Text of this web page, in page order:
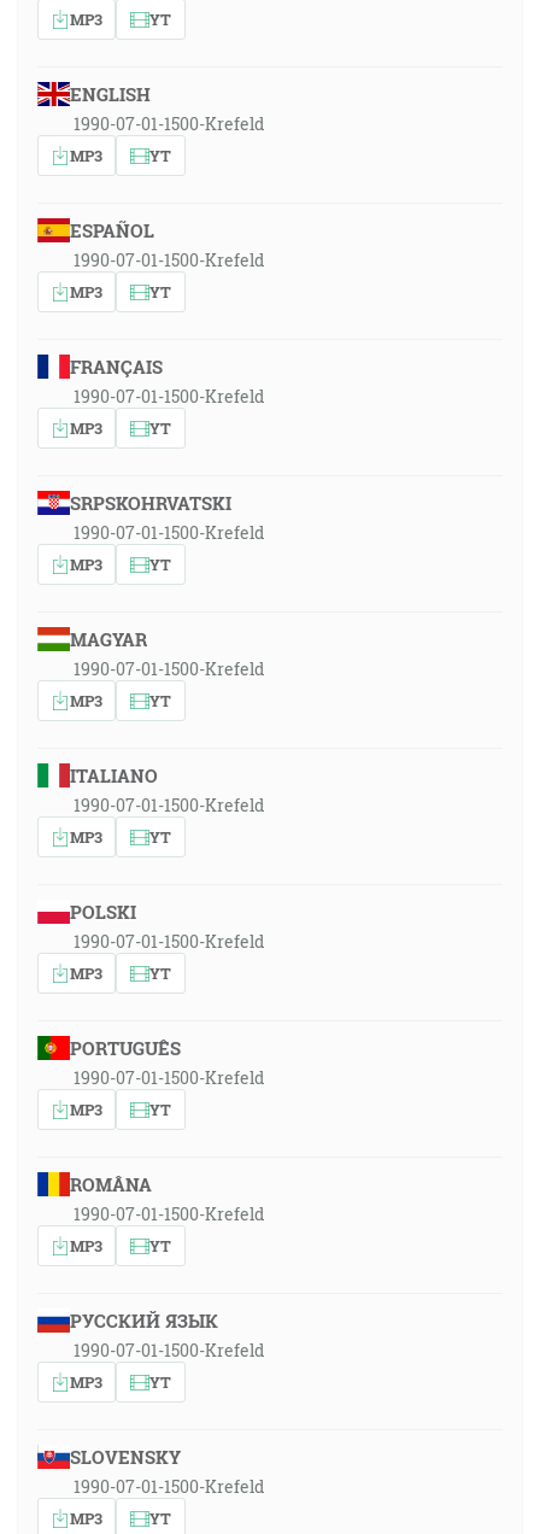
MP3 YT
ENGLISH
1990-07-01-1500-Krefeld
MP3 YT
ESPAÑOL
1990-07-01-1500-Krefeld
MP3 YT
FRANÇAIS
1990-07-01-1500-Krefeld
MP3 YT
SRPSKOHRVATSKI
1990-07-01-1500-Krefeld
MP3 YT
MAGYAR
1990-07-01-1500-Krefeld
MP3 YT
ITALIANO
1990-07-01-1500-Krefeld
MP3 YT
POLSKI
1990-07-01-1500-Krefeld
MP3 YT
PORTUGUÊS
1990-07-01-1500-Krefeld
MP3 YT
ROMÂNA
1990-07-01-1500-Krefeld
MP3 YT
РУССКИЙ ЯЗЫК
1990-07-01-1500-Krefeld
MP3 YT
SLOVENSKY
1990-07-01-1500-Krefeld
MP3 YT